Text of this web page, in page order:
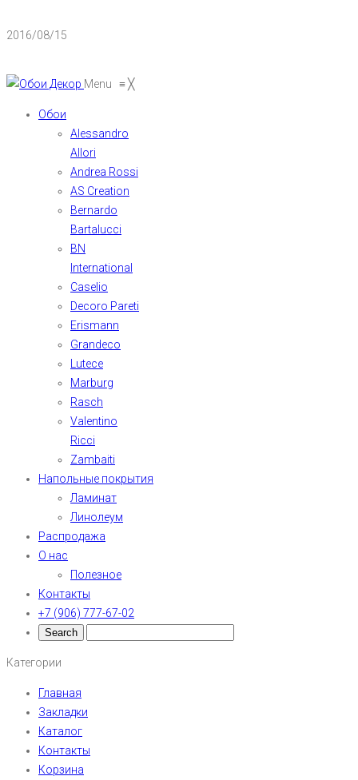
2016/08/15
Menu ≡╳
Обои
Alessandro
Allori
Andrea Rossi
AS Creation
Bernardo
Bartalucci
BN
International
Caselio
Decoro Pareti
Erismann
Grandeco
Lutece
Marburg
Rasch
Valentino
Ricci
Zambaiti
Напольные покрытия
Ламинат
Линолеум
Распродажа
О нас
Полезное
Контакты
+7 (906) 777-67-02
Категории
Главная
Закладки
Каталог
Контакты
Корзина